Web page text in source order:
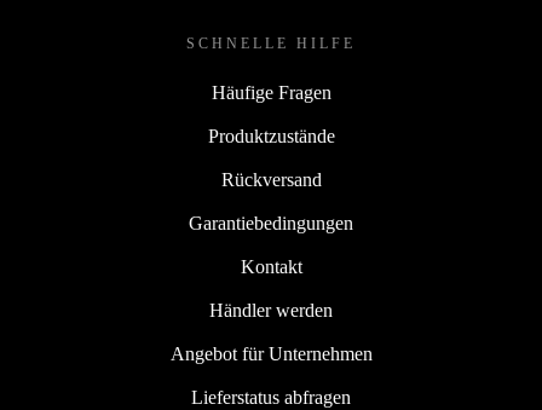
SCHNELLE HILFE
Häufige Fragen
Produktzustände
Rückversand
Garantiebedingungen
Kontakt
Händler werden
Angebot für Unternehmen
Lieferstatus abfragen